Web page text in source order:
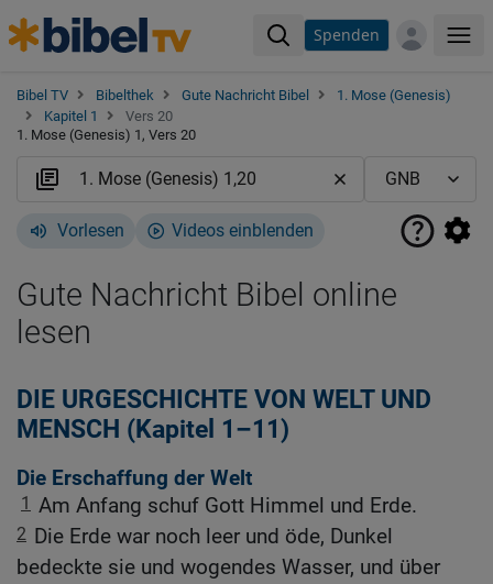
Spenden
Bibel TV Bibelthek Gute Nachricht Bibel
1. Mose (Genesis)
Kapitel 1
Vers 20
1. Mose (Genesis) 1, Vers 20
Vorlesen Videos einblenden
Gute Nachricht Bibel online
lesen
DIE URGESCHICHTE VON WELT UND
MENSCH (Kapitel 1–11)
Die Erschaffung der Welt
1 Am Anfang schuf Gott Himmel und Erde.
2 Die Erde war noch leer und öde, Dunkel
bedeckte sie und wogendes Wasser, und über